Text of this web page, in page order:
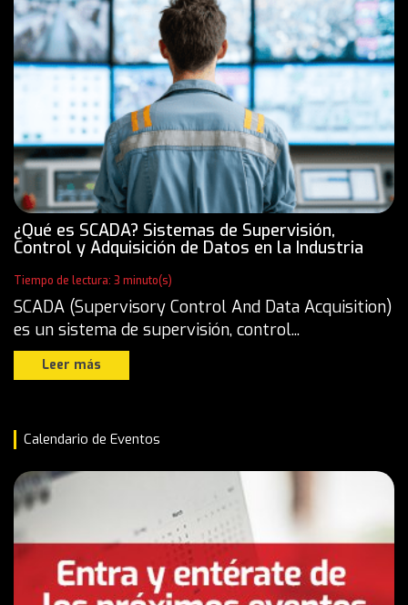
¿Qué es SCADA? Sistemas de Supervisión,
Control y Adquisición de Datos en la Industria
Tiempo de lectura: 3 minuto(s)
SCADA (Supervisory Control And Data Acquisition)
es un sistema de supervisión, control...
Leer más
Calendario de Eventos